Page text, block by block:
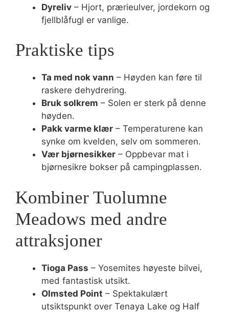
Dyreliv – Hjort, prærieulver, jordekorn og
fjellblåfugl er vanlige.
Praktiske tips
Ta med nok vann – Høyden kan føre til
raskere dehydrering.
Bruk solkrem – Solen er sterk på denne
høyden.
Pakk varme klær – Temperaturene kan
synke om kvelden, selv om sommeren.
Vær bjørnesikker – Oppbevar mat i
bjørnesikre bokser på campingplassen.
Kombiner Tuolumne
Meadows med andre
attraksjoner
Tioga Pass – Yosemites høyeste bilvei,
med fantastisk utsikt.
Olmsted Point – Spektakulært
utsiktspunkt over Tenaya Lake og Half